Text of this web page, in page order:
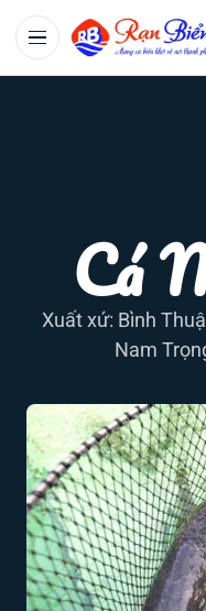
Cá
Xuất xứ: Bình
Nam